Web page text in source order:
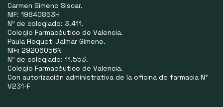
Carmen Gimeno Siscar.
NIF: 19840853H
Nº de colegiado: 3.411.
Colegio Farmacéutico de Valencia.
Paula Roquet-Jalmar Gimeno.
NIF: 29206056N
Nº de colegiado: 11.553.
Colegio Farmacéutico de Valencia.
Con autorización administrativa de la oficina de farmacia N°
V231-F